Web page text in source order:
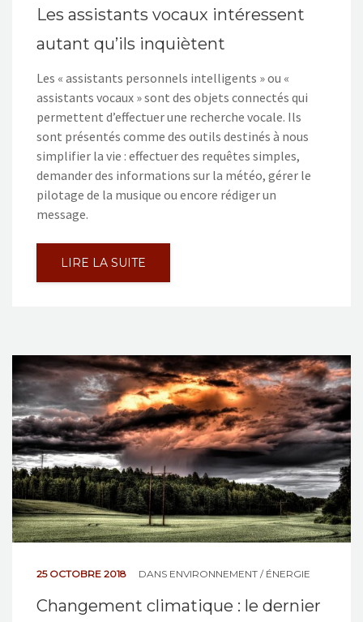
Les assistants vocaux intéressent
autant qu’ils inquiètent
Les « assistants personnels intelligents » ou «
assistants vocaux » sont des objets connectés qui
permettent d’effectuer une recherche vocale. Ils
sont présentés comme des outils destinés à nous
simplifier la vie : effectuer des requêtes simples,
demander des informations sur la météo, gérer le
pilotage de la musique ou encore rédiger un
message.
LIRE LA SUITE
25 OCTOBRE 2018 DANS ENVIRONNEMENT / ÉNERGIE
Changement climatique : le dernier